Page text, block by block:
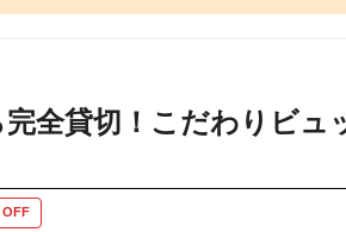
全貸切！こだわりビュ
OFF